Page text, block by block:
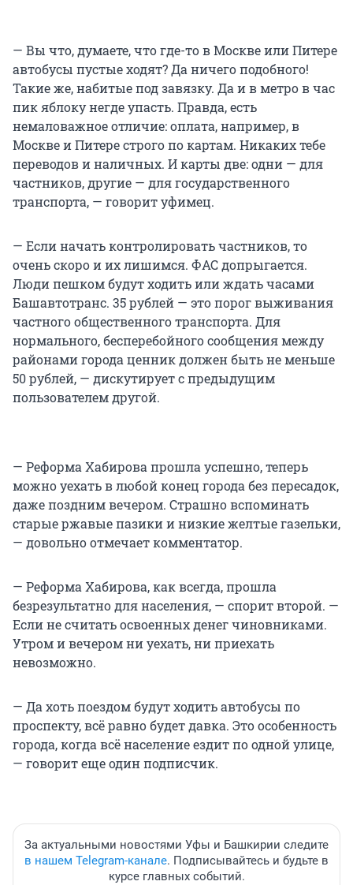
— Вы что, думаете, что где-то в Москве или Питере
автобусы пустые ходят? Да ничего подобного!
Такие же, набитые под завязку. Да и в метро в час
пик яблоку негде упасть. Правда, есть
немаловажное отличие: оплата, например, в
Москве и Питере строго по картам. Никаких тебе
переводов и наличных. И карты две: одни — для
частников, другие — для государственного
транспорта, — говорит уфимец.
— Если начать контролировать частников, то
очень скоро и их лишимся. ФАС допрыгается.
Люди пешком будут ходить или ждать часами
Башавтотранс. 35 рублей — это порог выживания
частного общественного транспорта. Для
нормального, бесперебойного сообщения между
районами города ценник должен быть не меньше
50 рублей, — дискутирует с предыдущим
пользователем другой.
— Реформа Хабирова прошла успешно, теперь
можно уехать в любой конец города без пересадок,
даже поздним вечером. Страшно вспоминать
старые ржавые пазики и низкие желтые газельки,
— довольно отмечает комментатор.
— Реформа Хабирова, как всегда, прошла
безрезультатно для населения, — спорит второй. —
Если не считать освоенных денег чиновниками.
Утром и вечером ни уехать, ни приехать
невозможно.
— Да хоть поездом будут ходить автобусы по
проспекту, всё равно будет давка. Это особенность
города, когда всё население ездит по одной улице,
— говорит еще один подписчик.
За актуальными новостями Уфы и Башкирии следите
в нашем Telegram-канале. Подписывайтесь и будьте в
курсе главных событий.